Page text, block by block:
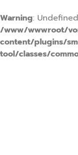
Warning:
/www/wwwroot/
content/plugins/
tool/classes/